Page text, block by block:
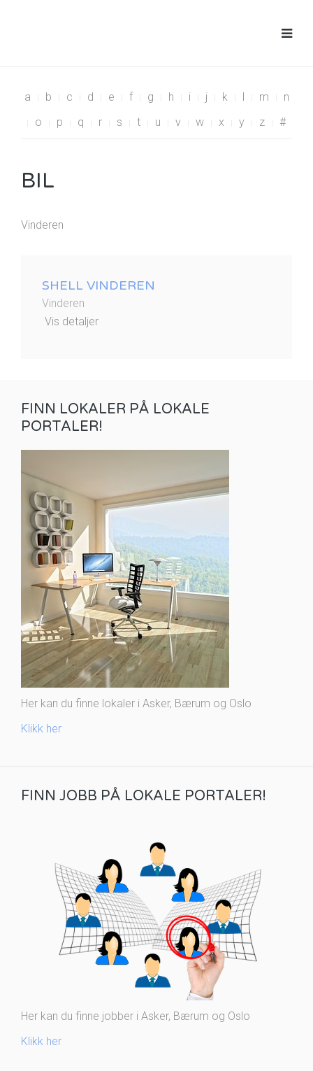
a b c d e f g h i j k l m
n
o
p q r s t u v w x y z #
BIL
Vinderen
SHELL VINDEREN
Vinderen
Vis detaljer
FINN LOKALER PÅ LOKALE
PORTALER!
Her kan du finne lokaler i Asker, Bærum og Oslo
Klikk her
FINN JOBB PÅ LOKALE PORTALER!
Her kan du finne jobber i Asker, Bærum og Oslo
Klikk her